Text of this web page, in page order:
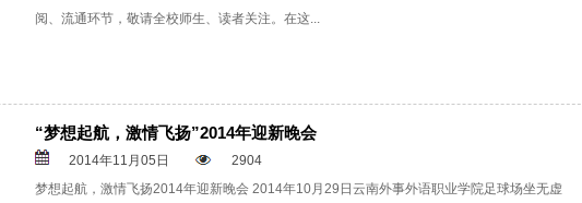
阅、流通环节，敬请全校师生、读者关注。在这...
“梦想起航，激情飞扬”2014年迎新晚会
2014年11月05日
2904
梦想起航，激情飞扬2014年迎新晚会 2014年10月29日云南外事外语职业学院足球场坐无虚